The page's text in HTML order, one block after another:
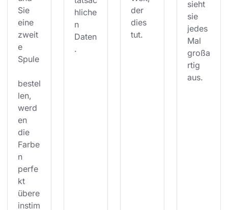
Sie
eine
zweit
e
Spule
bestel
len,
werd
en
die
Farbe
n
perfe
kt
übere
instim
hliche
n
Daten
.
der
dies
tut.
sieht
sie
jedes
Mal
großa
rtig
aus.